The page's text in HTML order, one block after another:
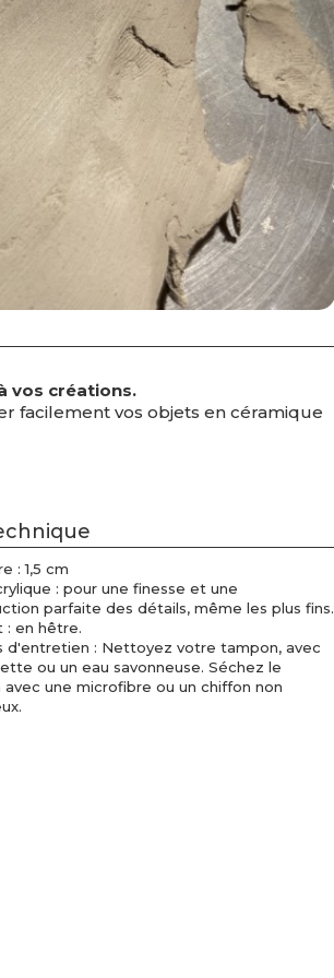
vos créations.
facilement vos objets en céramique
: 1,5 cm
: pour une finesse et une
parfaite des détails, même les plus fins.
: en hêtre.
d'entretien : Nettoyez votre tampon, avec
ou un eau savonneuse. Séchez le
une microfibre ou un chiffon non